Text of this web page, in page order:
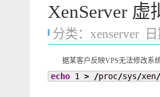
XenServer
分类： xenserver
据某客户反映VPS无法修改系
echo 1 > /proc/sys/xen/